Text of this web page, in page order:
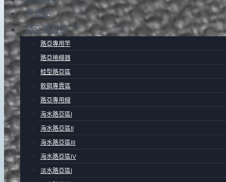
特價品
路亞專賣區
路亞專用竿
路亞捲線器
蛙型路亞區
軟餌專賣區
路亞專用線
海水路亞區Ⅰ
海水路亞區Ⅱ
海水路亞區Ⅲ
海水路亞區Ⅳ
淡水路亞區Ⅰ